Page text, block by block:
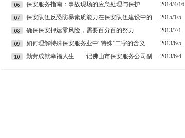
保安服务指南：事故现场的应急处理与保护
2014/4/16
保安队伍反恐防暴素质能力在保安队伍建设中的重要性 2015/1/5
确保保安押运零风险，需要百分百的努力
2013/7/1
如何理解特殊保安服务业中“特殊”二字的含义
2013/6/5
勤劳成就幸福人生——记佛山市保安服务公司副总经理马婷婷 2013/6/4